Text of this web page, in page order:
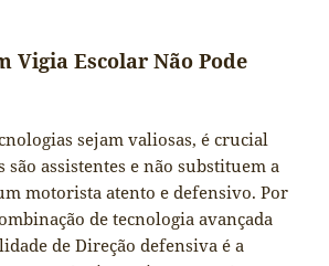
Vigia Escolar Não Pode
sejam valiosas, é crucial
são assistentes e não substituem a
motorista atento e defensivo. Por
de tecnologia avançada
de Direção defensiva é a